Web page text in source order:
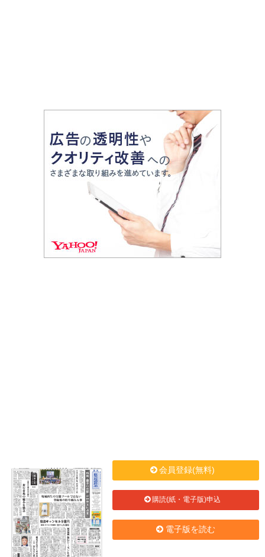
会員登録(無料)
購読(紙・電子版)申込
電子版を読む